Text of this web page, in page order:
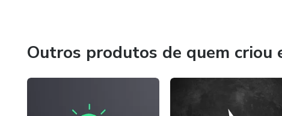
Outros produtos de quem criou